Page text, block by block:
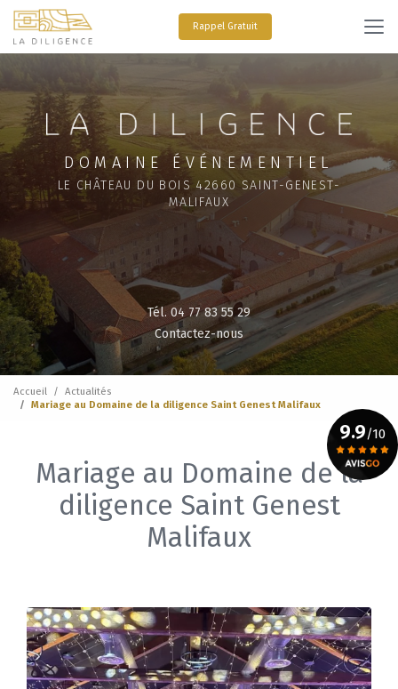
Aller
contenu
Rappel Gratuit
9.9/10
DOMAINE ÉVÉNEMENTIEL
LE CHÂTEAU DU BOIS 42660 SAINT-GENEST-
MALIFAUX
Tél. 04 77 83 55 29
Contactez-nous
Accueil
Actualités
Mariage au Domaine de la diligence Saint Genest Malifaux
Mariage au Domaine de la
diligence Saint Genest
Malifaux